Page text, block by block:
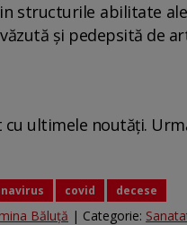
structurile abilitate
și pedepsită de
cu ultimele noutăți.
covid decese
Băluță | Categorie: